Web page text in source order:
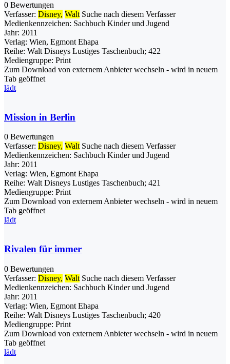
0 Bewertungen
Verfasser: Disney, Walt Suche nach diesem Verfasser
Medienkennzeichen: Sachbuch Kinder und Jugend
Jahr: 2011
Verlag: Wien, Egmont Ehapa
Reihe: Walt Disneys Lustiges Taschenbuch; 422
Mediengruppe: Print
Zum Download von externem Anbieter wechseln - wird in neuem
Tab geöffnet
lädt
Mission in Berlin
0 Bewertungen
Verfasser: Disney, Walt Suche nach diesem Verfasser
Medienkennzeichen: Sachbuch Kinder und Jugend
Jahr: 2011
Verlag: Wien, Egmont Ehapa
Reihe: Walt Disneys Lustiges Taschenbuch; 421
Mediengruppe: Print
Zum Download von externem Anbieter wechseln - wird in neuem
Tab geöffnet
lädt
Rivalen für immer
0 Bewertungen
Verfasser: Disney, Walt Suche nach diesem Verfasser
Medienkennzeichen: Sachbuch Kinder und Jugend
Jahr: 2011
Verlag: Wien, Egmont Ehapa
Reihe: Walt Disneys Lustiges Taschenbuch; 420
Mediengruppe: Print
Zum Download von externem Anbieter wechseln - wird in neuem
Tab geöffnet
lädt